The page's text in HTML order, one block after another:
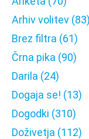
Arhiv volitev (83)
Brez filtra (61)
Črna pika (90)
Darila (24)
Dogaja se! (13)
Dogodki (310)
Doživetja (112)